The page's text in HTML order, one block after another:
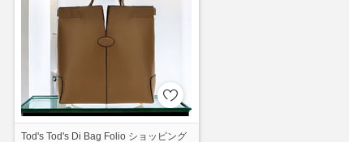
Tod's Tod's Di Bag Folio ショッピング